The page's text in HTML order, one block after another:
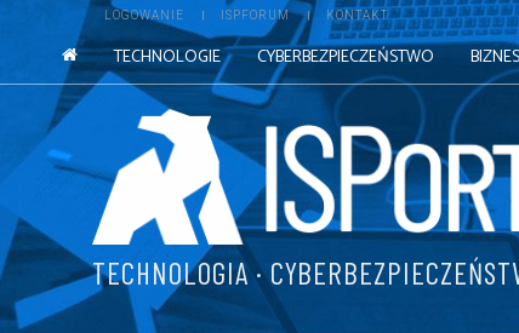
LOGOWANIE ISPFORUM KONTAKT
TECHNOLOGIE CYBERBEZPIECZEŃSTWO BIZNES
TECHNOLOGIA ·